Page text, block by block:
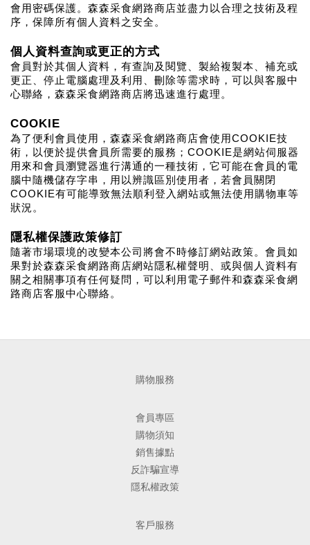
會用密碼保護。森森采食網路商店並盡力以合理之技術及程
序，保障所有個人資料之安全。
個人資料查詢或更正的方式
會員對於其個人資料，有查詢及閱覽、製給複製本、補充或
更正、停止電腦處理及利用、刪除等需求時，可以與客服中
心聯絡，森森采食網路商店將迅速進行處理。
COOKIE
為了便利會員使用，森森采食網路商店會使用COOKIE技
術，以便於提供會員所需要的服務；COOKIE是網站伺服器
用來和會員瀏覽器進行溝通的一種技術，它可能在會員的電
腦中隨機儲存字串，用以辨識區別使用者，若會員關閉
COOKIE有可能導致無法順利登入網站或無法使用購物車等
狀況。
隱私權保護政策修訂
隨著市場環境的改變本公司將會不時修訂網站政策。會員如
果對於森森采食網路商店網站隱私權聲明、或與個人資料有
關之相關事項有任何疑問，可以利用電子郵件和森森采食網
路商店客服中心聯絡。
購物服務
會員專區
購物須知
銷售據點
反詐騙宣導
隱私權政策
客戶服務